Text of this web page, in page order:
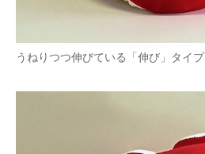
うねりつつ伸びている「伸び」タイプ